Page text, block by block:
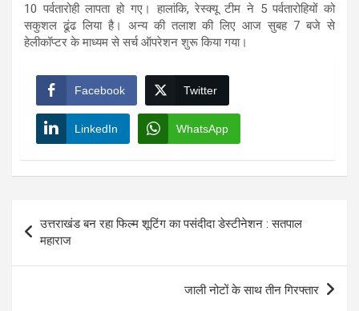
10 पर्वतारोही लापता हो गए। हालांकि, रेस्क्यू टीम ने 5 पर्वतारोहियों को
सकुशल ढूंढ लिया है। अन्य की तलाश की लिए आज सुबह 7 बजे से
हेलीकॉप्टर के माध्यम से सर्च ऑपरेशन शुरू किया गया।
Facebook Twitter
LinkedIn WhatsApp
navigation
उत्तराखंड बन रहा फिल्म शूटिंग का पसंदीदा डेस्टीनेशन : सतपाल
महाराज
जाली नोटों के साथ तीन गिरफ्तार